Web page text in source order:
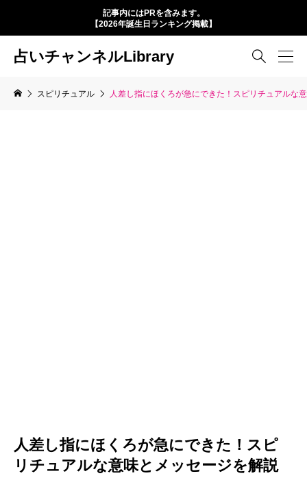
記事内にはPRを含みます。
【2026年誕生日ランキング掲載】
占いチャンネルLibrary 
スピリチュアル 人差し指にほくろが急にできた！スピリチュアルな
人差し指にほくろが急にできた！スピ
リチュアルな意味とメッセージを解説